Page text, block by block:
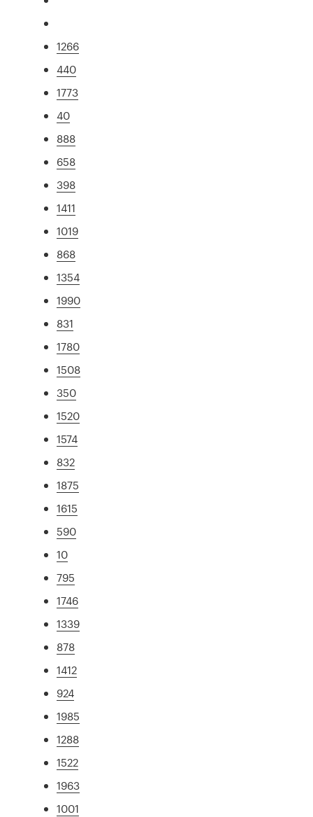
1266
440
1773
40
888
658
398
1411
1019
868
1354
1990
831
1780
1508
350
1520
1574
832
1875
1615
590
10
795
1746
1339
878
1412
924
1985
1288
1522
1963
1001